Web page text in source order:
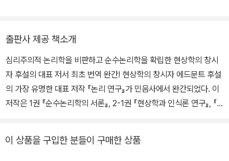
초월론적 논리학』(1928)과 사후에 출간된 『경험과 판단』(1939) 등
학문의 위기와 초월론적 현상학』(1936) 등은 초월론적 현상학을 철
저히 정초하려는, 필생에 걸친 노력의 마지막 결실이다. 생전에 출간
한 이러한 저서들 외에도 후설은 총 4만 5000여 장에 달하는 방대
한 연구 원고를 남겼는데, 이 연구 원고들은 아직도 후설 전집으로 출
히 정초함으로써 실증주의에의해 생겨난 현대 학문과 문화의 위기를
≫(민음사, 1997), ≪데카르트적 성찰≫(한길사, 2002), ≪순수 현
상학과 현상학적 철학의 이념들≫(한길사, 2007) 1∼3권, ≪형식논
리학과 선험논리학≫(한길사, 2019), ≪현상학적 심리학≫(한길사,
2013), ≪논리연구≫(민음사, 2018) 1∼3권, ≪수동적 종합≫(한길
사, 2018), ≪제일철학≫(한길사, 2020) 1∼2권, ≪상호 주관성≫
출판사 제공 책소개
심리주의적 논리학을 비판하고 순수논리학을 확립한 현상학의 창시
자 후설의 대표 저서 최초 번역 완간! 현상학의 창시자 에드문트 후설
의 가장 유명한 대표 저작 『논리 연구』가 민음사에서 완간되었다. 이
저작은 1권 『순수논리학의 서론』, 2-1권 『현상학과 인식론 연구』, 『2
수가 번역했다. 현상학은 객관적 실증과학을 극복할 새로운 방법론으
이 상품을 구입한 분들이 구매한 상품